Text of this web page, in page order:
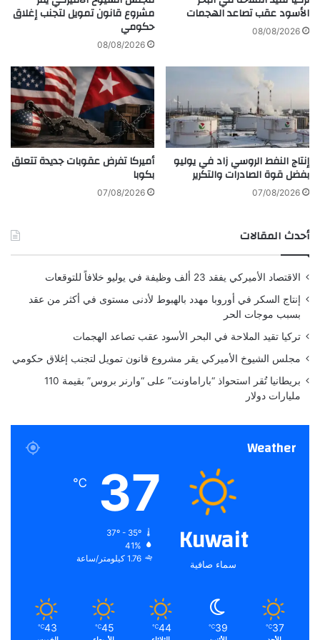
■ مصدر الخبر الأصلي
نشر لأول مرة على: yalebnan.org
تاريخ النشر: 2026-01-02 17:16:00
الكاتب:
تنويه من موقعنا
تم جلب هذا المحتوى بشكل آلي من المصدر:
yalebnan.org
بتاريخ:2026-01-02 17:16:00
الآراء والمعلومات الواردة في هذا المقال لا تعبر بالضرورة عن
رأي موقعنا والمسؤولية الكاملة تقع على عاتق المصدر
هذا المحتوى.
ا
ك
و
أ
ظ
ل
م
ت
ح
ا
ن
س
ن
ا
ل
ع
ر
ا
الأسود عقب تصاعد الهجمات
08/08/2026
مشروع قانون تمويل لتجنب إغلاق
حكومي
08/08/2026
إنتاج النفط الروسي زاد في يوليو
بفضل قوة الصادرات والتكرير
07/08/2026
أميركا تفرض عقوبات جديدة تتعلق
بكوبا
07/08/2026
أحدث المقالات
الاقتصاد الأميركي يفقد 23 ألف وظيفة في يوليو خلافاً للتوقعات
إنتاج السكر في أوروبا مهدد بالهبوط لأدنى مستوى في أكثر من عقد
بسبب موجات الحر
تركيا تقيد الملاحة في البحر الأسود عقب تصاعد الهجمات
مجلس الشيوخ الأميركي يقر مشروع قانون تمويل لتجنب إغلاق حكومي
بريطانيا تُقر استحواذ “باراماونت” على “وارنر بروس” بقيمة 110
مليارات دولار
Weather
Kuwait
سماء صافية
37
℃
37º - 35º
41%
1.76 كيلومتر/ساعة
37
℃
39
℃
44
℃
45
℃
43
℃